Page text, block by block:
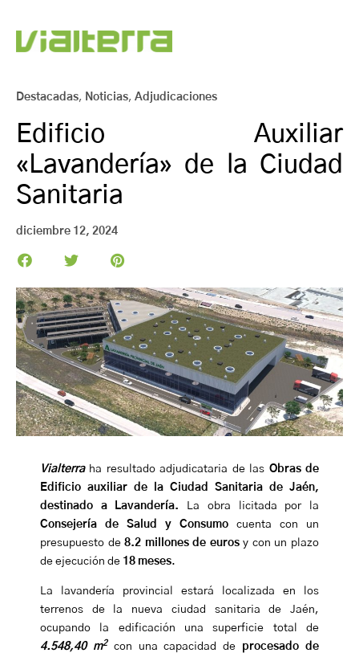
Destacadas, Noticias, Adjudicaciones
Edificio Auxiliar
«Lavandería» de la Ciudad
Sanitaria
diciembre 12, 2024
Vialterraha resultado adjudicataria de las Obras de
Edificio auxiliar de la Ciudad Sanitaria de Jaén,
destinado a Lavandería.
La obra licitada por la
Consejería de Salud y Consumo cuenta con un
presupuesto de8.2 millones de eurosy con un plazo
de ejecución de 18 meses.
La lavandería provincial estará localizada en los
terrenos de la nueva ciudad sanitaria de Jaén,
ocupando la edificación una superficie total de
4.548,40 m2con una capacidad de procesado de